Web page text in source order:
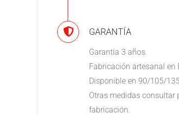
GARANTÍA
Garantía 3 años.
Fabricación artesanal en
Disponible en 90/105/
Otras medidas consultar
fabricación.